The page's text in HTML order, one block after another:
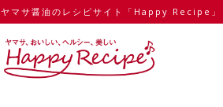
ヤマサ醤油のレシピサイト「Happy Recipe」